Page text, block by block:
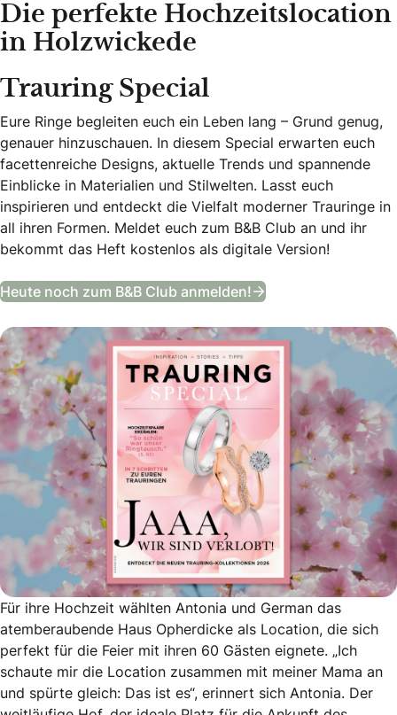
Die perfekte Hochzeitslocation
in Holzwickede
Trauring Special
Eure Ringe begleiten euch ein Leben lang – Grund genug,
genauer hinzuschauen. In diesem Special erwarten euch
facettenreiche Designs, aktuelle Trends und spannende
Einblicke in Materialien und Stilwelten. Lasst euch
inspirieren und entdeckt die Vielfalt moderner Trauringe in
all ihren Formen. Meldet euch zum B&B Club an und ihr
bekommt das Heft kostenlos als digitale Version!
Heute noch zum B&B Club anmelden! Trauring Special
Für ihre Hochzeit wählten Antonia und German das
atemberaubende Haus Opherdicke als Location, die sich
perfekt für die Feier mit ihren 60 Gästen eignete. „Ich
schaute mir die Location zusammen mit meiner Mama an
und spürte gleich: Das ist es“, erinnert sich Antonia. Der